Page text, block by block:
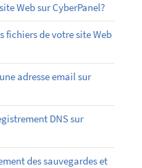
Web sur CyberPanel?
fichiers de votre site Web
adresse email sur
DNS sur
des sauvegardes et